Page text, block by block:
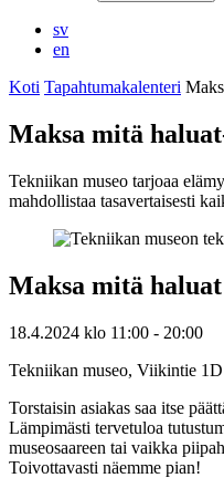
sv
en
Koti Tapahtumakalenteri
Maksa mitä
Tekniikan museo tarjoaa
mahdollistaa tasavertaisesti
Maksa mitä
18.4.2024 klo 11:00 - 20:00
Tekniikan museo, Viikintie 1D
Torstaisin asiakas saa itse
Lämpimästi tervetuloa
museosaareen tai vaikka
Toivottavasti näemme pian!